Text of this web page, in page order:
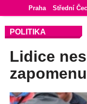
Praha
Střední
POLITIKA
Lidice